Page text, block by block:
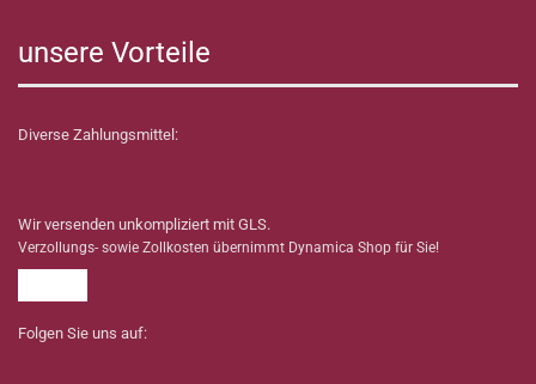
unsere Vorteile
Diverse Zahlungsmittel:
Wir versenden unkompliziert mit GLS.
Verzollungs- sowie Zollkosten übernimmt Dynamica Shop für Sie!
Folgen Sie uns auf: